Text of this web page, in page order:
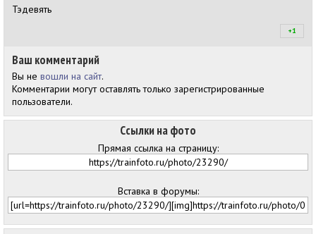
Ссылки на фото
Прямая ссылка на страницу:
Вставка в форумы:
Тэдевять
+1
Ваш комментарий
Вы не вошли на сайт.
Комментарии могут оставлять только зарегистрированные
пользователи.